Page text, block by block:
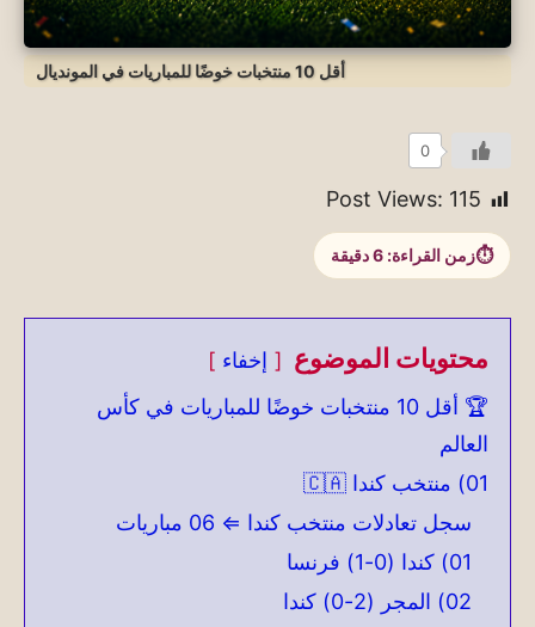
أقل 10 منتخبات خوضًا للمباريات في المونديال
0
Post Views: 115
زمن القراءة: 6دقيقة
محتويات الموضوع
إخفاء
🏆 أقل 10 منتخبات خوضًا للمباريات في كأس
العالم
01) منتخب كندا 🇨🇦
سجل تعادلات منتخب كندا ⇐ 06 مباريات
01) كندا (0-1) فرنسا
02) المجر (2-0) كندا